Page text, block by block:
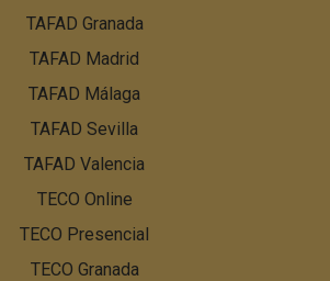
Menú
TAFAD Granada
TAFAD Madrid
TAFAD Málaga
TAFAD Sevilla
TAFAD Valencia
TECO Online
TECO Presencial
TECO Granada